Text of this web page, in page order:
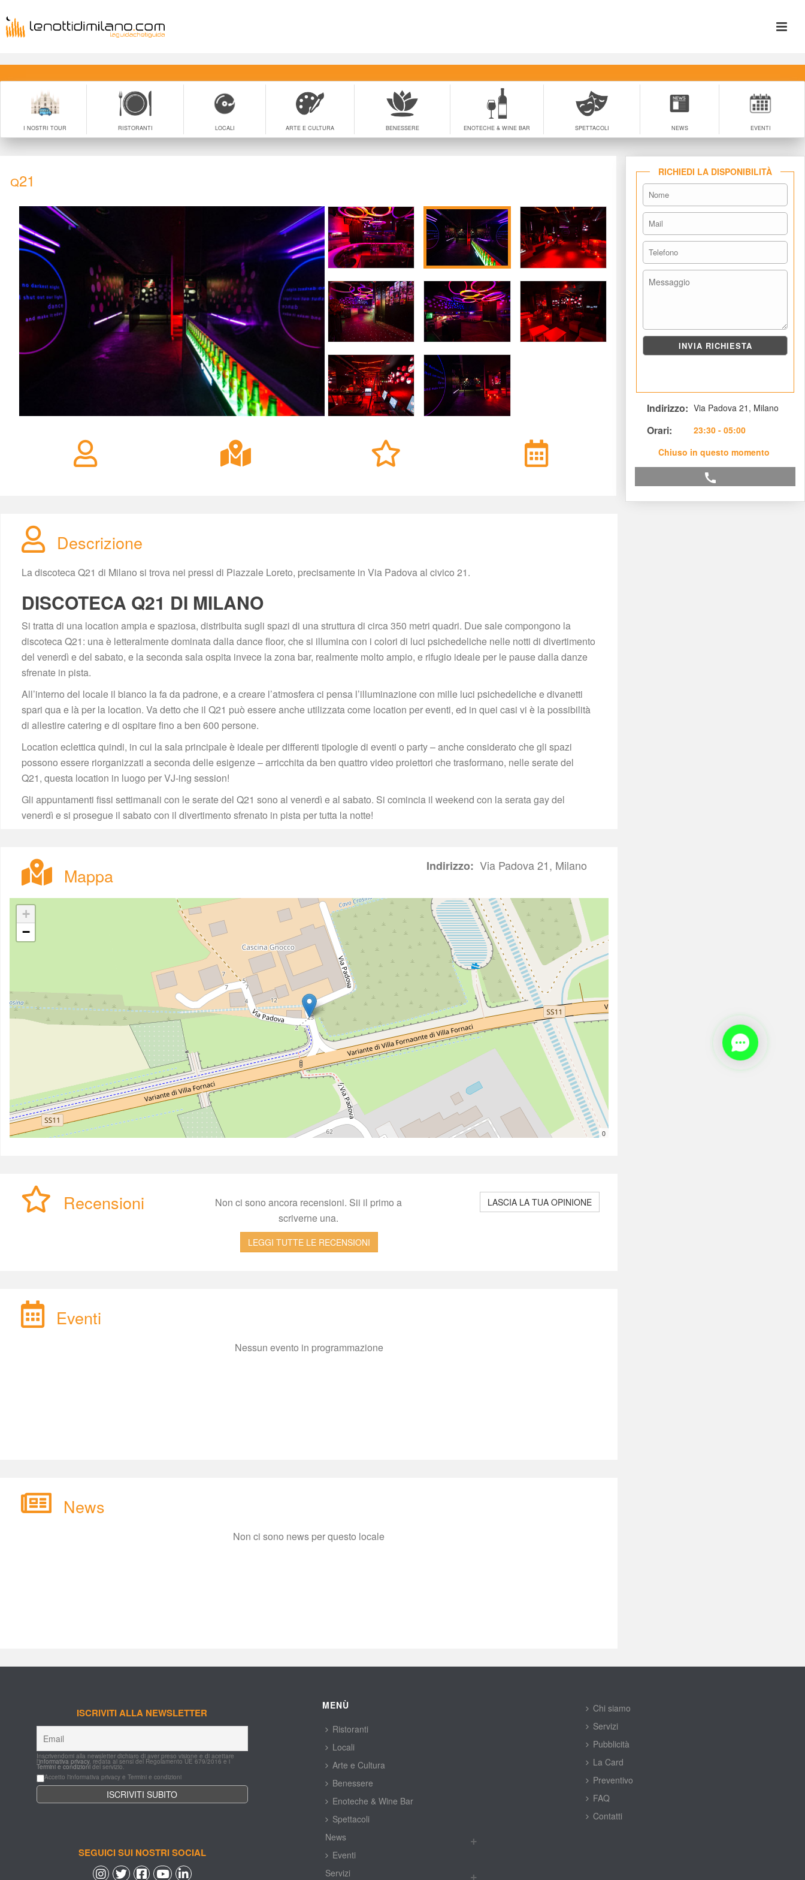
I NOSTRI TOUR RISTORANTI LOCALI ARTE E CULTURA BENESSERE ENOTECHE & WINE BAR SPETTACOLI NEWS EVENTI
Q21 RICHIEDI LA DISPONIBILITÀ
Indirizzo: Via Padova 21, Milano
Orari:
23:30 - 05:00
Chiuso in questo momento
call
Descrizione
La discoteca Q21 di Milano si trova nei pressi di Piazzale Loreto, precisamente in Via Padova al civico 21.
DISCOTECA Q21 DI MILANO
Si tratta di una location ampia e spaziosa, distribuita sugli spazi di una struttura di circa 350 metri quadri. Due sale compongono la
discoteca Q21: una è letteralmente dominata dalla dance floor, che si illumina con i colori di luci psichedeliche nelle notti di divertimento
del venerdì e del sabato, e la seconda sala ospita invece la zona bar, realmente molto ampio, e rifugio ideale per le pause dalla danze
frenate in pista.
All’interno del locale il bianco la fa da padrone, e a creare l’atmosfera ci pensa l’illuminazione con mille luci psichedeliche e divanetti
pari qua e là per la location. Va detto che il Q21 può essere anche utilizzata come location per eventi, ed in quei casi vi è la possibilità
di allestire catering e di ospitare fino a ben 600 persone.
Location eclettica quindi, in cui la sala principale è ideale per differenti tipologie di eventi o party – anche considerato che gli spazi
possono essere riorganizzati a seconda delle esigenze – arricchita da ben quattro video proiettori che trasformano, nelle serate del
Q21, questa location in luogo per VJ-ing session!
Gli appuntamenti fissi settimanali con le serate del Q21 sono al venerdì e al sabato. Si comincia il weekend con la serata gay del
venerdì e si prosegue il sabato con il divertimento sfrenato in pista per tutta la notte!
Mappa Indirizzo: Via Padova 21, Milano
+
−
0
Recensioni
Non ci sono ancora recensioni. Sii il primo a
criverne una.
LASCIA LA TUA OPINIONE
LEGGI TUTTE LE RECENSIONI
Eventi
Nessun evento in programmazione
New
Non ci sono news per questo locale
ISCRIVITI ALLA NEWSLETTER
Inscrivendomi alla newsletter dichiaro di aver preso visione e di acettare
l'informativa privacy, redata ai sensi del Regolamento UE 679/2016 e i
Termini e condizioni del servizio.
Accetto l'informativa privacy e Termini e condizioni
SEGUICI SUI NOSTRI SOCIAL
MENÙ
Ristoranti
Locali
Arte e Cultura
Benessere
Enoteche & Wine Bar
Spettacoli
New
Eventi
Servizi
Chi siamo
Servizi
Pubblicità
La Card
Preventivo
FAQ
Contatti